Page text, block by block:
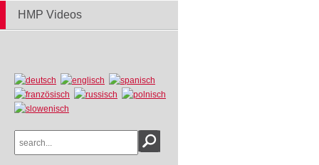
HMP Videos